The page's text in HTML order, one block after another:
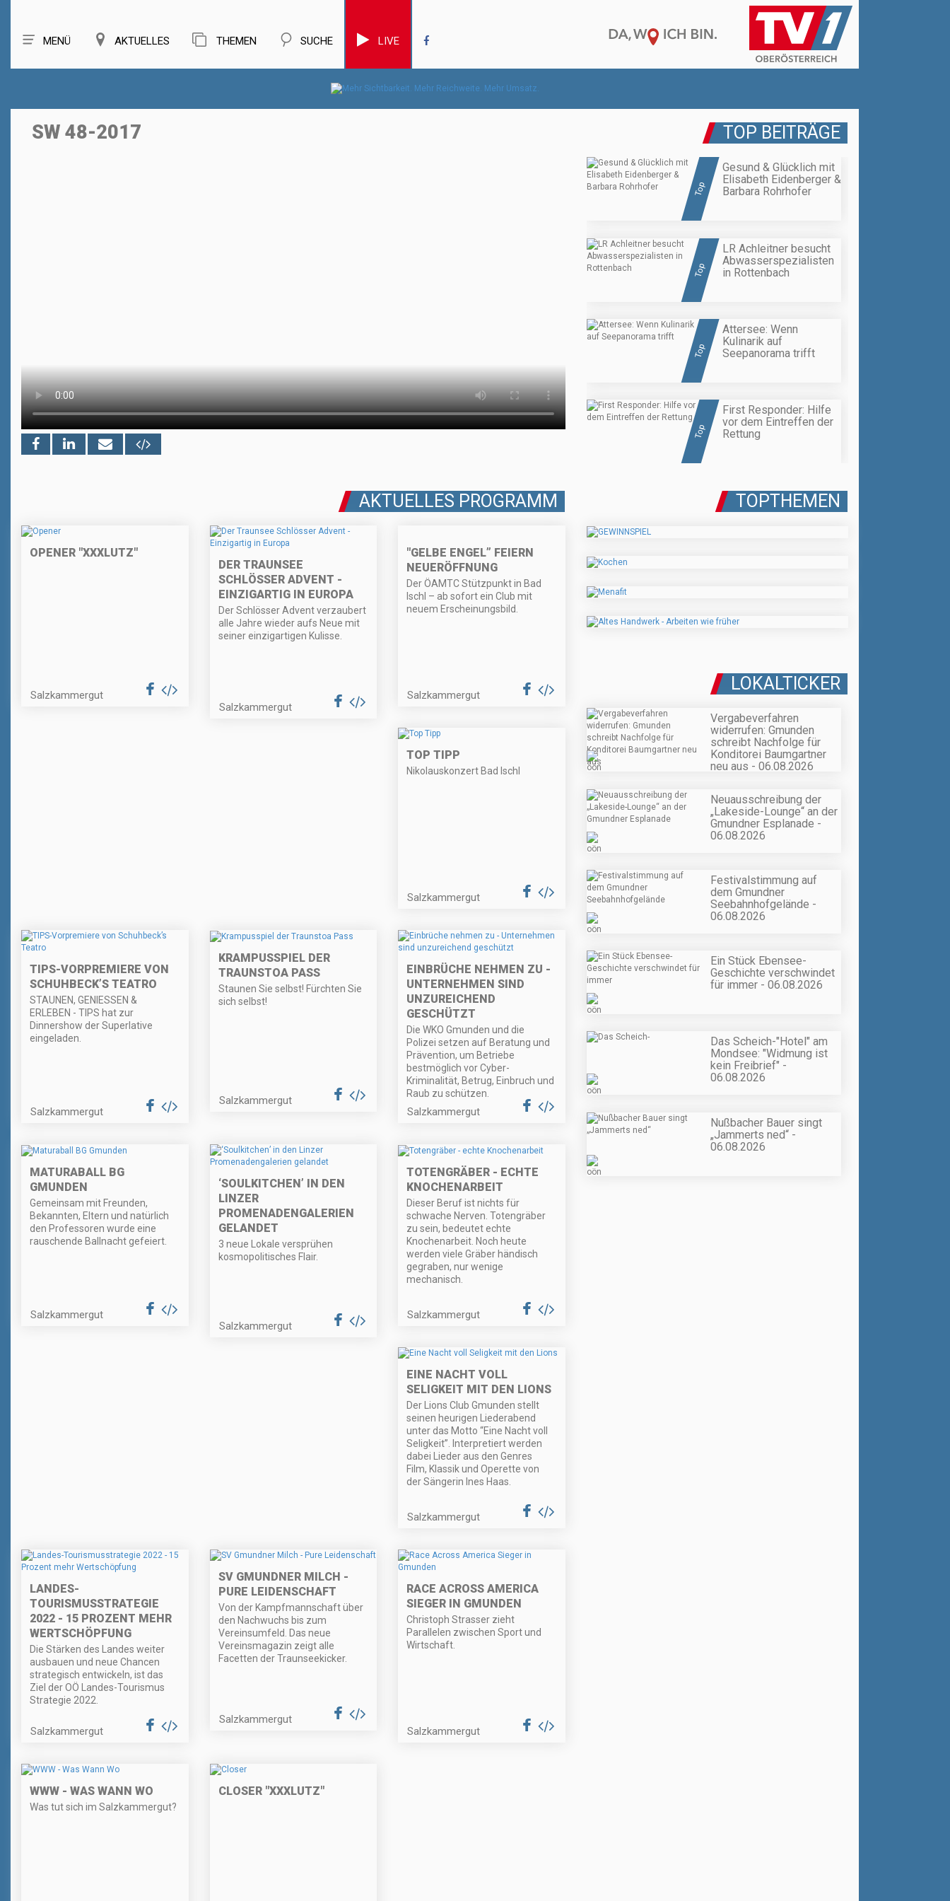
MENÜ AKTUELLES THEMEN SUCHE LIVE
SW 48-2017 TOP BEITRÄGE
Top
Gesund & Glücklich mit
Elisabeth Eidenberger &
Barbara Rohrhofer
Top
LR Achleitner besucht
Abwasserspezialisten
in Rottenbach
Top
Attersee: Wenn
Kulinarik auf
Seepanorama trifft
Top
First Responder: Hilfe
vor dem Eintreffen der
Rettung
AKTUELLES PROGRAMM
OPENER "XXXLUTZ"
Salzkammergut
DER TRAUNSEE
SCHLÖSSER ADVENT -
EINZIGARTIG IN EUROPA
Der Schlösser Advent verzaubert
alle Jahre wieder aufs Neue mit
seiner einzigartigen Kulisse.
Salzkammergut
"GELBE ENGEL” FEIERN
NEUERÖFFNUNG
Der ÖAMTC Stützpunkt in Bad
Ischl – ab sofort ein Club mit
neuem Erscheinungsbild.
Salzkammergut
TOP TIPP
Nikolauskonzert Bad Ischl
Salzkammergut
TIPS-VORPREMIERE VON
SCHUHBECK’S TEATRO
STAUNEN, GENIESSEN &
ERLEBEN - TIPS hat zur
Dinnershow der Superlative
eingeladen.
Salzkammergut
KRAMPUSSPIEL DER
TRAUNSTOA PASS
Staunen Sie selbst! Fürchten Sie
sich selbst!
Salzkammergut
EINBRÜCHE NEHMEN ZU -
UNTERNEHMEN SIND
UNZUREICHEND
GESCHÜTZT
Die WKO Gmunden und die
Polizei setzen auf Beratung und
Prävention, um Betriebe
bestmöglich vor Cyber-
Kriminalität, Betrug, Einbruch und
Raub zu schützen.
Salzkammergut
MATURABALL BG
GMUNDEN
Gemeinsam mit Freunden,
Bekannten, Eltern und natürlich
den Professoren wurde eine
rauschende Ballnacht gefeiert.
Salzkammergut
‘SOULKITCHEN’ IN DEN
LINZER
PROMENADENGALERIEN
GELANDET
3 neue Lokale versprühen
kosmopolitisches Flair.
Salzkammergut
TOTENGRÄBER - ECHTE
KNOCHENARBEIT
Dieser Beruf ist nichts für
schwache Nerven. Totengräber
zu sein, bedeutet echte
Knochenarbeit. Noch heute
werden viele Gräber händisch
gegraben, nur wenige
mechanisch.
Salzkammergut
EINE NACHT VOLL
SELIGKEIT MIT DEN LIONS
Der Lions Club Gmunden stellt
seinen heurigen Liederabend
unter das Motto “Eine Nacht voll
Seligkeit”. Interpretiert werden
dabei Lieder aus den Genres
Film, Klassik und Operette von
der Sängerin Ines Haas.
Salzkammergut
LANDES-
TOURISMUSSTRATEGIE
2022 - 15 PROZENT MEHR
WERTSCHÖPFUNG
Die Stärken des Landes weiter
ausbauen und neue Chancen
strategisch entwickeln, ist das
Ziel der OÖ Landes-Tourismus
Strategie 2022.
Salzkammergut
SV GMUNDNER MILCH -
PURE LEIDENSCHAFT
Von der Kampfmannschaft über
den Nachwuchs bis zum
Vereinsumfeld. Das neue
Vereinsmagazin zeigt alle
Facetten der Traunseekicker.
Salzkammergut
RACE ACROSS AMERICA
SIEGER IN GMUNDEN
Christoph Strasser zieht
Parallelen zwischen Sport und
Wirtschaft.
Salzkammergut
WWW - WAS WANN WO
Was tut sich im Salzkammergut?
CLOSER "XXXLUTZ"
TOPTHEMEN
LOKALTICKER
Vergabeverfahren
widerrufen: Gmunden
schreibt Nachfolge für
Konditorei Baumgartner
neu aus - 06.08.2026
Neuausschreibung der
„Lakeside-Lounge“ an der
Gmundner Esplanade -
06.08.2026
Festivalstimmung auf
dem Gmundner
Seebahnhofgelände -
06.08.2026
Ein Stück Ebensee-
Geschichte verschwindet
für immer - 06.08.2026
Das Scheich-"Hotel" am
Mondsee: "Widmung ist
kein Freibrief" -
06.08.2026
Nußbacher Bauer singt
„Jammerts ned“ -
06.08.2026